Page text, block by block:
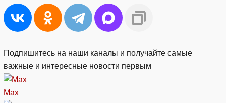
Подпишитесь на наши каналы и получайте самые
важные и интересные новости первым
Max